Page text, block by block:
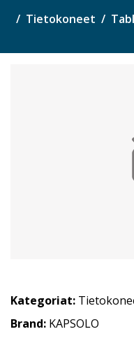
Tietokoneet
Kategoriat:
Brand: KAPSOLO